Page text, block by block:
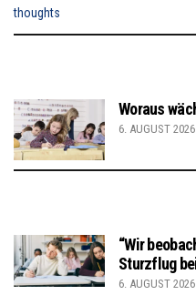
Woraus
6. AUGUST 2026
“Wir
Sturzflug
6. AUGUST 2026